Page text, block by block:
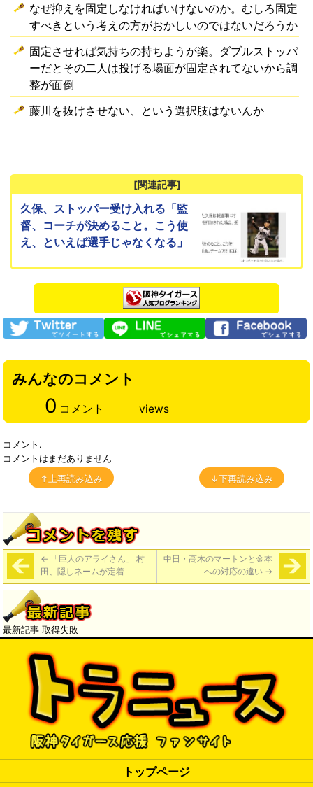
なぜ抑えを固定しなければいけないのか。むしろ固定
すべきという考えの方がおかしいのではないだろうか
固定させれば気持ちの持ちようが楽。ダブルストッパ
ーだとその二人は投げる場面が固定されてないから調
整が面倒
藤川を抜けさせない、という選択肢はないんか
[関連記事]
久保、ストッパー受け入れる「監
督、コーチが決めること。こう使
え、といえば選手じゃなくなる」
みんなのコメント
0 コメント views
コメント.
コメントはまだありません
↑上再読み込み
↓下再読み込み
← 「巨人のアライさん」 村
田、隠しネームが定着
中日・高木のマートンと金本
への対応の違い →
最新記事 取得失敗
トップページ